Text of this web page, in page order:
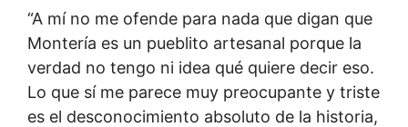
“A mí no me ofende para nada que digan que
Montería es un pueblito artesanal porque la
verdad no tengo ni idea qué quiere decir eso.
Lo que sí me parece muy preocupante y triste
es el desconocimiento absoluto de la historia,